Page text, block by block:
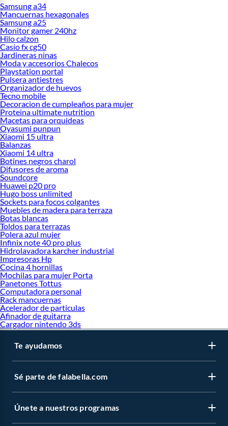
Samsung a34
Mancuernas hexagonales
Samsung a25
Monitor gamer 240hz
Hilo calzon
Casio fx cg50
Jardineras ninas
Moda y accesorios Chalecos
Playstation portal
Pulsera antiestres
Organizador de huevos
Tecno mobile
Decoracion de cumpleaños para mujer
Proteina ultimate nutrition
Macetas para orquideas
Oyasumi punpun
Xiaomi 15 ultra
Balanzas
Xiaomi 14 ultra
Botines negros charol
Difusores de aroma
Soundcore
Huawei p20 pro
Hugo boss unlimited
Sockets para focos colgantes
Muebles de madera para terraza
Botas blancas
Toldos para terrazas
Polera azul mujer
Infinix note 40 pro plus
Hidrolavadora karcher industrial
Impresoras Hp
Cocina 4 hornillas
Mochilas para mujer Porta
Panetones Tottus
Computadora personal
Rack mancuernas
Acelerador de particulas
Afinador de guitarra
Cargador nintendo 3ds
Te ayudamos
Sé parte de falabella.com
Únete a nuestros programas